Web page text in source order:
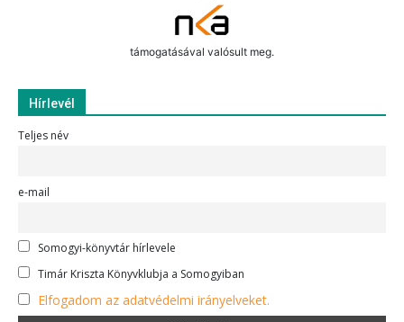
támogatásával valósult meg.
Hírlevél
Teljes név
e-mail
Somogyi-könyvtár hírlevele
Timár Kriszta Könyvklubja a Somogyiban
Elfogadom az adatvédelmi irányelveket.